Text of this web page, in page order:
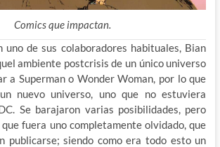
Comics que impactan.
uno de sus colaboradores habituales, Bian
ambiente postcrisis de un único universo
a Superman o Wonder Woman, por lo que
nuevo universo, uno que no estuviera
Se barajaron varias posibilidades, pero
fuera uno completamente olvidado, que
publicarse; siendo como era todo esto un